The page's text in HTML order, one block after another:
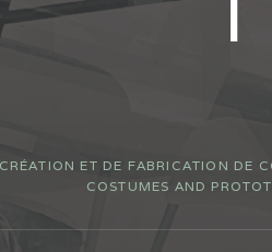
ET DE FABRICATION DE
COSTUMES AND